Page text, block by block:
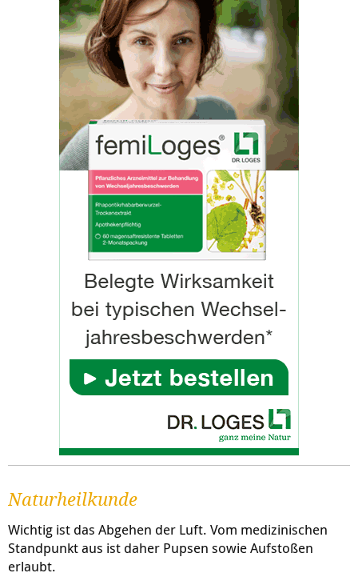
Naturheilkunde
Wichtig ist das Abgehen der Luft. Vom medizinischen
Standpunkt aus ist daher Pupsen sowie Aufstoßen
erlaubt.